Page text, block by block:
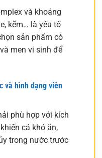
và khoáng
kẽm… là yếu tố
sản phẩm có
men vi sinh để
và hình dạng viên
phù hợp với kích
cá khó ăn,
trong nước trước